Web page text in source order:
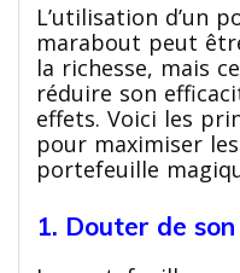
L’utilisation d’un
marabout peut
la richesse, mais
réduire son
effets. Voici les
pour maximiser
portefeuille
1. Douter de